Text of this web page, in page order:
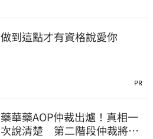
做到這點才有資格說愛你
PR
藥華藥AOP仲裁出爐！真相一
次說清楚 第二階段仲裁將聲